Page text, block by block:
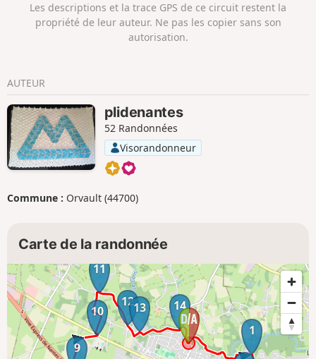
Les descriptions et la trace GPS de ce circuit restent la
propriété de leur auteur. Ne pas les copier sans son
autorisation.
AUTEUR
plidenantes
52 Randonnées
Visorandonneur
Commune : Orvault (44700)
Carte de la randonnée
1
9
10
11
1213 14